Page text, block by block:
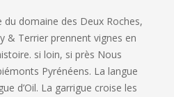
du domaine des Deux Roches,
& Terrier prennent vignes en
si loin, si près Nous
Pyrénéens. La langue
d’Oil. La garrigue croise les